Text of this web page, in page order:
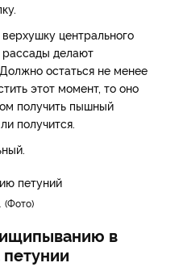
центрального
делают
остаться не менее
этот момент, то оно
получить пышный
получится.
Фото
в